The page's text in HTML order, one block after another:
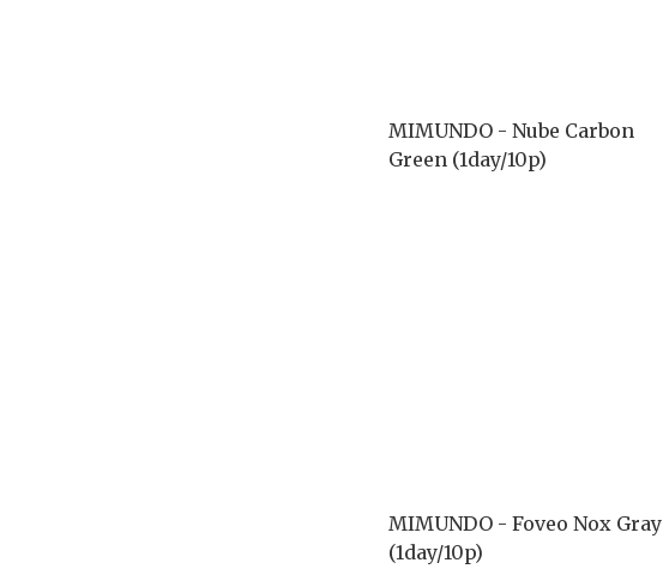
MIMUNDO - Nube Carbon
Green (1day/10p)
MIMUNDO - Foveo Nox Gray
(1day/10p)